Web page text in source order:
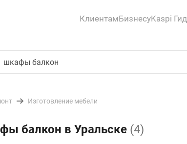
КлиентамБизнесуKaspi Гид
Изготовление мебели
балкон в Уральске (4)